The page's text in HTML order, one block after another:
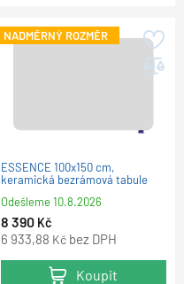
NADMĚRNÝ ROZMĚR
ESSENCE 100x150 cm,
keramická bezrámová tabule
Odešleme10.8.2026
8 390 Kč
6 933,88 Kč bez DPH
Koupit